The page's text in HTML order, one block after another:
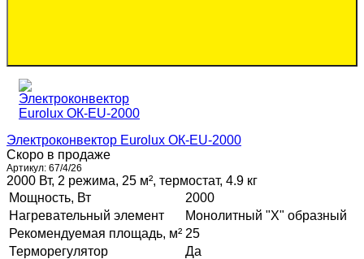
Электроконвектор Eurolux ОК-EU-2000
Скоро в продаже
Артикул: 67/4/26
2000 Вт, 2 режима, 25 м², термостат, 4.9 кг
Мощность, Вт
2000
Нагревательный элемент
Монолитный "Х" образный
Рекомендуемая площадь, м² 25
Терморегулятор
Да